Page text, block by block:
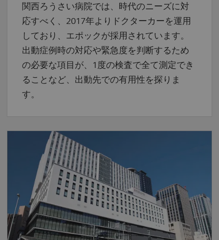
関西ろうさい病院では、時代のニーズに対
応すべく、2017年よりドクターカーを運用
しており、エポックが採用されています。
出動症例時の対応や緊急度を判断するため
の必要な項目が、1度の検査で全て測定でき
ることなど、出動先での有用性を探りま
す。